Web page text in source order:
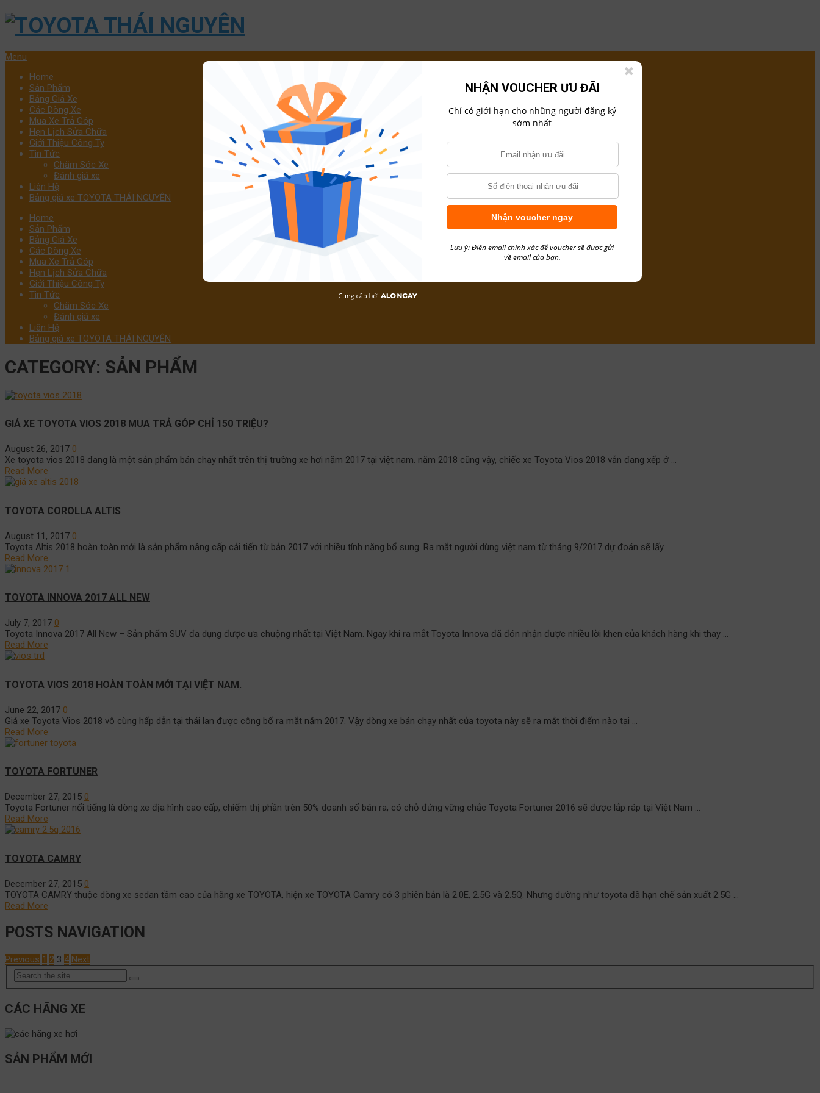
Menu
Home
Sản Phẩm
Bảng Giá Xe
Các Dòng Xe
Mua Xe Trả Góp
Hẹn Lịch Sửa Chữa
Giới Thiệu Công Ty
Tin Tức
Chăm Sóc Xe
Đánh giá xe
Liên Hệ
Bảng giá xe TOYOTA THÁI NGUYÊN
Home
Sản Phẩm
Bảng Giá Xe
Các Dòng Xe
Mua Xe Trả Góp
Hẹn Lịch Sửa Chữa
Giới Thiệu Công Ty
Tin Tức
Chăm Sóc Xe
Đánh giá xe
Liên Hệ
Bảng giá xe TOYOTA THÁI NGUYÊN
CATEGORY: SẢN PHẨM
GIÁ XE TOYOTA VIOS 2018 MUA TRẢ GÓP CHỈ 150 TRIỆU?
August 26, 2017 0
Xe toyota vios 2018 đang là một sản phẩm bán chạy nhất trên thị trường xe hơi năm 2017 tại việt nam. năm 2018 cũng vậy, chiếc xe Toyota Vios 2018 vẫn đang xếp ở …
Read More
TOYOTA COROLLA ALTIS
August 11, 2017 0
Toyota Altis 2018 hoàn toàn mới là sản phẩm nâng cấp cải tiến từ bản 2017 với nhiều tính năng bổ sung. Ra mắt người dùng việt nam từ tháng 9/2017 dự đoán sẽ lấy …
Read More
TOYOTA INNOVA 2017 ALL NEW
July 7, 2017 0
Toyota Innova 2017 All New – Sản phẩm SUV đa dụng được ưa chuộng nhất tại Việt Nam. Ngay khi ra mắt Toyota Innova đã đón nhận được nhiều lời khen của khách hàng khi thay …
Read More
TOYOTA VIOS 2018 HOÀN TOÀN MỚI TẠI VIỆT NAM.
June 22, 2017 0
Giá xe Toyota Vios 2018 vô cùng hấp dẫn tại thái lan được công bố ra mắt năm 2017. Vậy dòng xe bán chạy nhất của toyota này sẽ ra mắt thời điểm nào tại …
Read More
TOYOTA FORTUNER
December 27, 2015 0
Toyota Fortuner nổi tiếng là dòng xe địa hình cao cấp, chiếm thị phần trên 50% doanh số bán ra, có chỗ đứng vững chắc Toyota Fortuner 2016 sẽ được lắp ráp tại Việt Nam …
Read More
TOYOTA CAMRY
December 27, 2015 0
TOYOTA CAMRY thuộc dòng xe sedan tầm cao của hãng xe TOYOTA, hiện xe TOYOTA Camry có 3 phiên bản là 2.0E, 2.5G và 2.5Q. Nhưng dường như toyota đã hạn chế sản xuất 2.5G …
Read More
POSTS NAVIGATION
Previous 1 2 3 4 Next
CÁC HÃNG XE
SẢN PHẨM MỚI
NHẬN VOUCHER ƯU ĐÃI
Chỉ có giới hạn cho những người đăng ký
sớm nhất
Nhận voucher ngay
Lưu ý: Điền email chính xác để voucher sẽ được gửi
về email của bạn.